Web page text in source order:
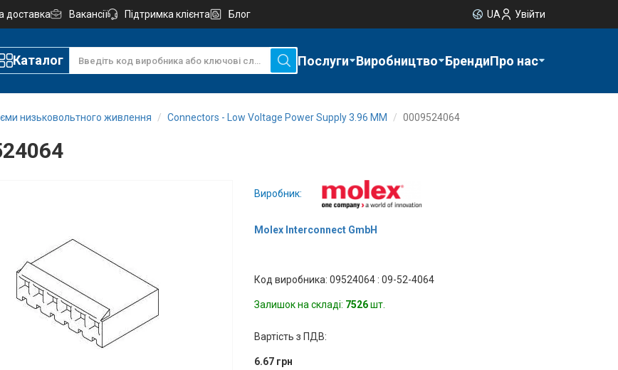
доставка Вакансії Підтримка клієнта Блог UA Увійти
Каталог Послуги Виробництво БрендиПро нас
низьковольтного живлення Connectors - Low Voltage Power Supply 3.96 MM 0009524064
Виробник:
Molex Interconnect GmbH
Код виробника: 09524064 : 09-52-4064
Залишок на складі: 7526шт.
Вартість з ПДВ:
6.67 грн